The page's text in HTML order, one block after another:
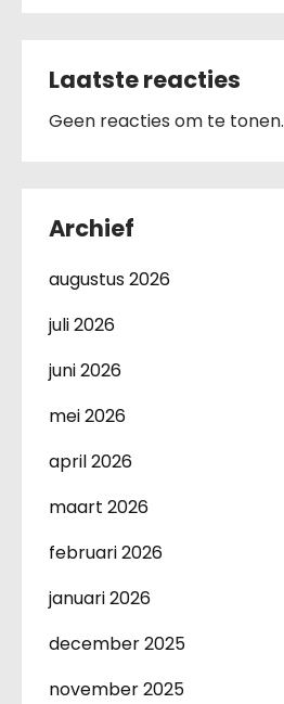
Laatste reacties
Geen reacties om te tonen.
Archief
augustus 2026
juli 2026
juni 2026
mei 2026
april 2026
maart 2026
februari 2026
januari 2026
december 2025
november 2025